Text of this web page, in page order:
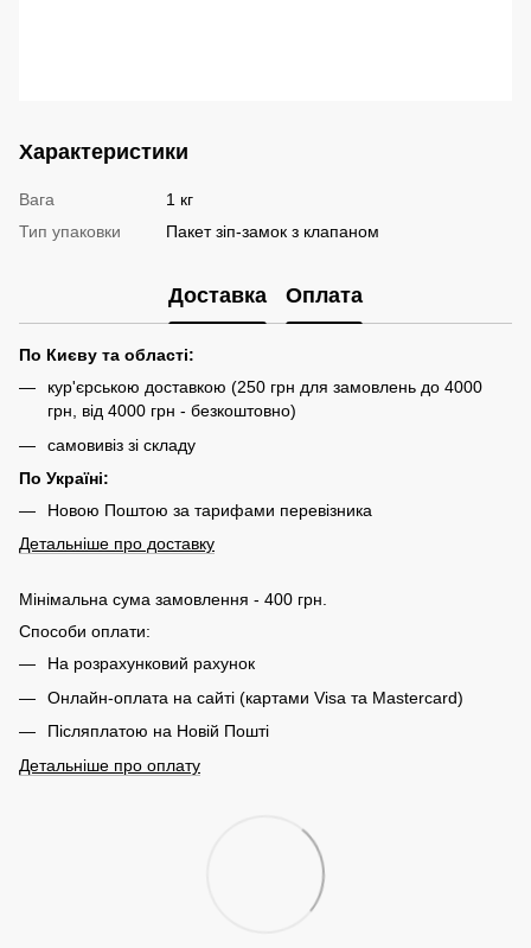
Характеристики
Вага
1 кг
Тип упаковки
Пакет зіп-замок з клапаном
Доставка Оплата
По Києву та області:
кур'єрською доставкою (250 грн для замовлень до 4000
грн, від 4000 грн - безкоштовно)
самовивіз зі складу
По Україні:
Новою Поштою за тарифами перевізника
Детальніше про доставку
Мінімальна сума замовлення - 400 грн.
Способи оплати:
На розрахунковий рахунок
Онлайн-оплата на сайті (картами Visa та Mastercard)
Післяплатою на Новій Пошті
Детальніше про оплату